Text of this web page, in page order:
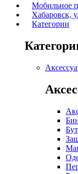
Мобильное
Хабаровск,
Категории